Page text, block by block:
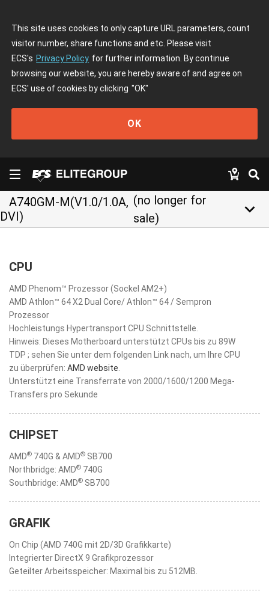
This site uses cookies to only capture URL parameters, count
visitor number, share functions and etc. Please visit
ECS's Privacy Policy for further information. By continue
browsing our website, you are hereby aware of and agree on
ECS' use of cookies by clicking "OK"
OK
A740GM-M(V1.0/1.0A,
DVI)
(no longer for
sale)
keyboard_arrow_down
CPU
AMD Phenom™ Prozessor (Sockel AM2+)
AMD Athlon™ 64 X2 Dual Core/ Athlon™ 64 / Sempron
Prozessor
Hochleistungs Hypertransport CPU Schnittstelle.
Hinweis: Dieses Motherboard unterstützt CPUs bis zu 89W
TDP ; sehen Sie unter dem folgenden Link nach, um Ihre CPU
zu überprüfen: AMD website
Unterstützt eine Transferrate von 2000/1600/1200 Mega-
Transfers pro Sekunde
CHIPSET
AMD® 740G & AMD® SB700
Northbridge: AMD® 740G
Southbridge: AMD® SB700
GRAFIK
On Chip (AMD 740G mit 2D/3D Grafikkarte)
Integrierter DirectX 9 Grafikprozessor
Geteilter Arbeitsspeicher: Maximal bis zu 512MB.